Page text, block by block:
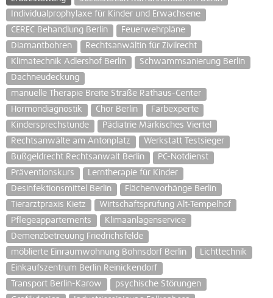
Individualprophylaxe für Kinder und Erwachsene
CEREC Behandlung Berlin
Feuerwehrpläne
Diamantbohren
Rechtsanwältin für Zivilrecht
Klimatechnik Adlershof Berlin
Schwammsanierung Berlin
Dachneudeckung
manuelle Therapie Breite Straße Rathaus-Center
Hormondiagnostik
Chor Berlin
Farbexperte
Kindersprechstunde
Pädiatrie Märkisches Viertel
Rechtsanwälte am Antonplatz
Werkstatt Testsieger
Bußgeldrecht Rechtsanwalt Berlin
PC-Notdienst
Präventionskurs
Lerntherapie für Kinder
Desinfektionsmittel Berlin
Flächenvorhänge Berlin
Tierarztpraxis Kietz
Wirtschaftsprüfung Alt-Tempelhof
Pflegeappartements
Klimaanlagenservice
Demenzbetreuung Friedrichsfelde
möblierte Einraumwohnung Bohnsdorf Berlin
Lichttechnik
Einkaufszentrum Berlin Reinickendorf
Transport Berlin-Karow
psychische Störungen